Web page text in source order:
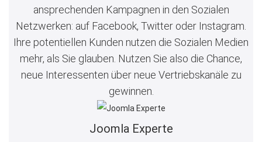
ansprechenden Kampagnen in den Sozialen
Netzwerken: auf Facebook, Twitter oder Instagram.
Ihre potentiellen Kunden nutzen die Sozialen Medien
mehr, als Sie glauben. Nutzen Sie also die Chance,
neue Interessenten über neue Vertriebskanäle zu
gewinnen.
Joomla Experte